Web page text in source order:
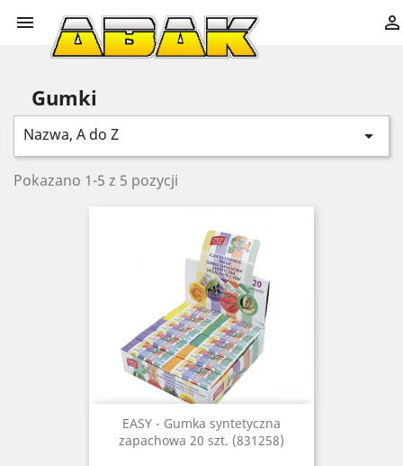
 
Gumki
Nazwa, A do Z 
Pokazano 1-5 z 5 pozycji
EASY - Gumka syntetyczna
zapachowa 20 szt. (831258)